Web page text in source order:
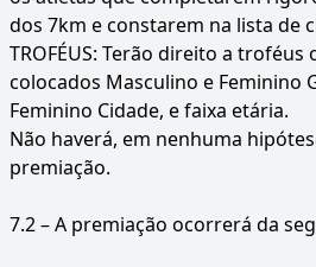
dos 7km e constarem na lista de
TROFÉUS: Terão direito a troféus
colocados Masculino e Feminino
Feminino Cidade, e faixa etária.
Não haverá, em nenhuma
premiação.
7.2 – A premiação ocorrerá da